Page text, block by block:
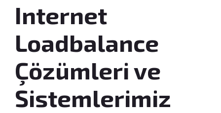
Internet
Loadbalance
Çözümleri ve
Sistemlerimiz